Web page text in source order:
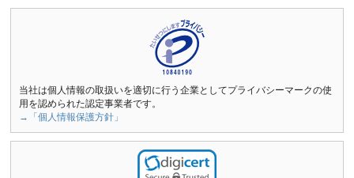
当社は個人情報の取扱いを適切に行う企業としてプライバシーマークの使
用を認められた認定事業者です。
→「個人情報保護方針」